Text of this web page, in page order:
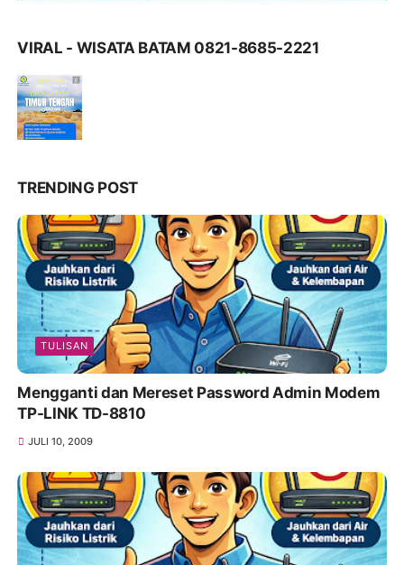
VIRAL - WISATA BATAM 0821-8685-2221
TRENDING POST
TULISAN
Mengganti dan Mereset Password Admin Modem
TP-LINK TD-8810
JULI 10, 2009